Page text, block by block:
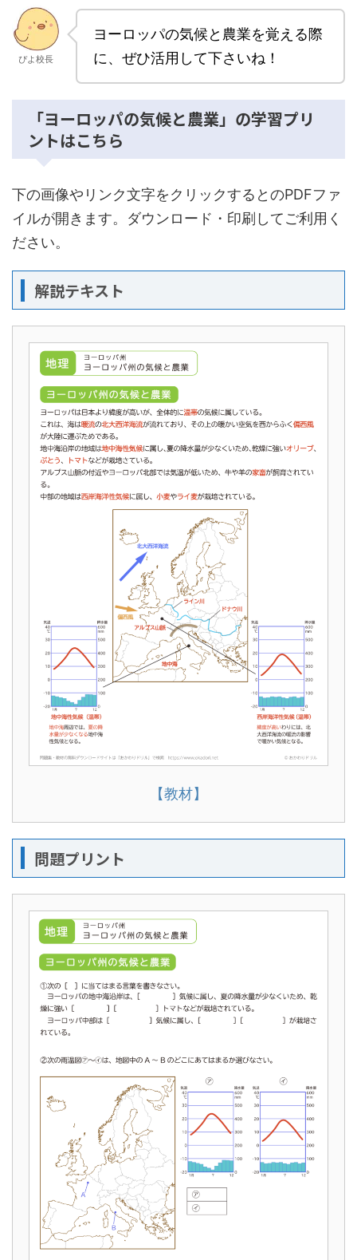
ぴよ校長
ヨーロッパの気候と農業を覚える際
に、ぜひ活用して下さいね！
「ヨーロッパの気候と農業」の学習プリ
ントはこちら
下の画像やリンク文字をクリックするとのPDFファ
イルが開きます。ダウンロード・印刷してご利用く
ださい。
解説テキスト
【教材】
問題プリント